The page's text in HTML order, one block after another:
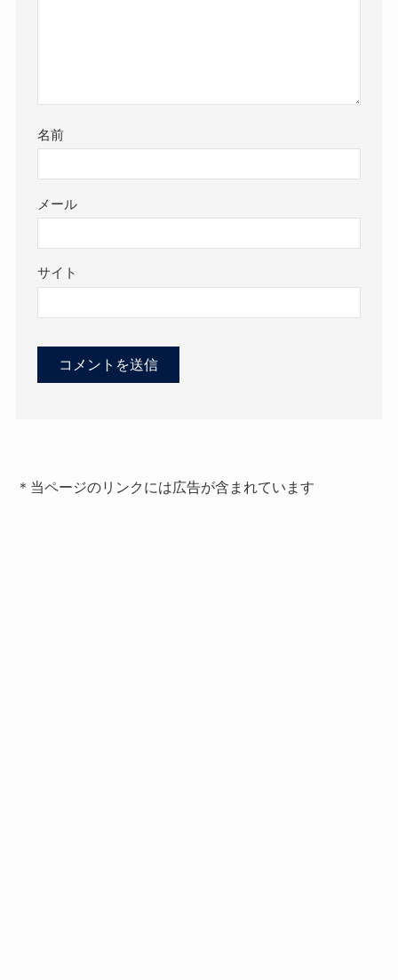
名前
メール
サイト
＊当ページのリンクには広告が含まれています